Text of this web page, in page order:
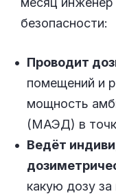
безопасности:
Проводит
помещений и
мощность
(МАЭД) в
Ведёт
какую дозу